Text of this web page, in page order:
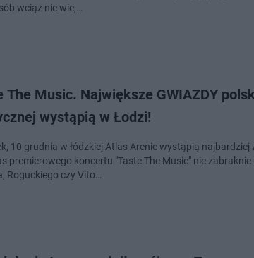
wciąż nie wie,…
The Music. Największe GWIAZDY
wystąpią w Łodzi!
10 grudnia w łódzkiej Atlas Arenie wystąpią najbardziej
premierowego koncertu "Taste The Music" nie
Roguckiego czy Vito…